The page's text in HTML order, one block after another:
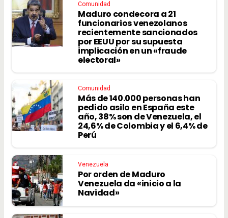
Comunidad
Maduro condecora a 21
funcionarios venezolanos
recientemente sancionados
por EEUU por su supuesta
implicación en un «fraude
electoral»
Comunidad
Más de 140.000 personas han
pedido asilo en España este
año, 38% son de Venezuela, el
24,6% de Colombia y el 6,4% de
Perú
Venezuela
Por orden de Maduro
Venezuela da «inicio a la
Navidad»